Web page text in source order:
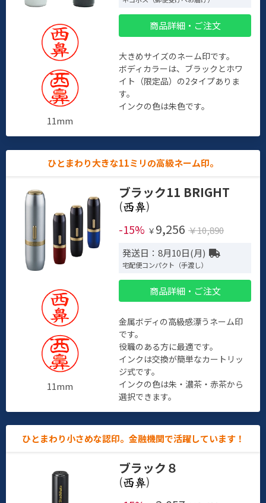
11mm
商品詳細・ご注文
大きめサイズのネーム印です。
ボディカラーは、ブラックとホワ
イト（限定品）の2タイプありま
す。
インクの色は朱色です。
ひとまわり大きな11ミリの高級ネーム印。
11mm
ブラック11 BRIGHT
(
)
-15% ￥ 9,256 ￥10,890
発送日：8月10日(月)
宅配便コンパクト（手渡し）
商品詳細・ご注文
金属ボディの高級感漂うネーム印
です。
役職のある方に最適です。
インクは交換が簡単なカートリッ
ジ式です。
インクの色は朱・濃茶・赤茶から
選択できます。
ひとまわり小さめな認印。金融機関で活躍しています！
ブラック８
(
)